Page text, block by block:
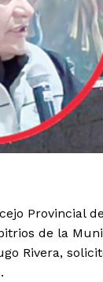
Provincial
de la
Rivera,